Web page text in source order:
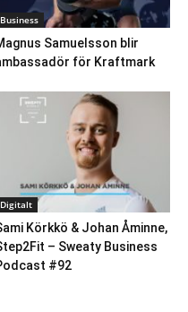
Business
Samuelsson blir
för Kraftmark
Digitalt
Körkkö & Johan Åminne,
– Sweaty Business
#92